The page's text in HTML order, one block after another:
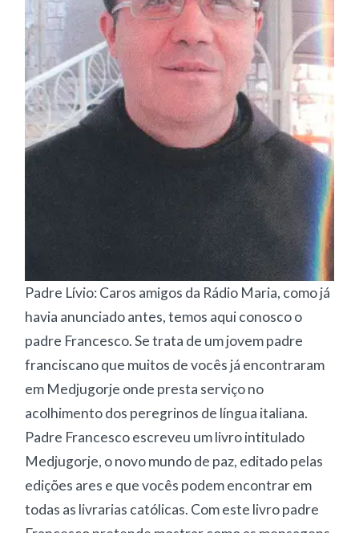
Padre Lívio: Caros amigos da Rádio Maria, como já
havia anunciado antes, temos aqui conosco o
padre Francesco. Se trata de um jovem padre
franciscano que muitos de vocês já encontraram
em Medjugorje onde presta serviço no
acolhimento dos peregrinos de língua italiana.
Padre Francesco escreveu um livro intitulado
Medjugorje, o novo mundo de paz, editado pelas
edições ares e que vocês podem encontrar em
todas as livrarias católicas. Com este livro padre